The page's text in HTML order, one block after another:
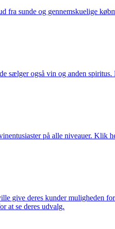
fra sunde og gennemskuelige
sælger også vin og anden
på alle niveauer. Klik
give deres kunder muligheden
at se deres udvalg.